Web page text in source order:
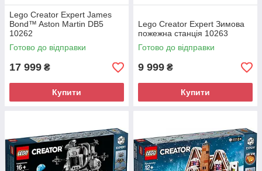
Lego Creator Expert James
Bond™ Aston Martin DB5
10262
Готово до відправки
17 999 ₴
Купити
Lego Creator Expert Зимова
пожежна станція 10263
Готово до відправки
9 999 ₴
Купити